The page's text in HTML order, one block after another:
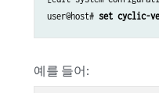
user@host# set cyclic-
예를 들어: